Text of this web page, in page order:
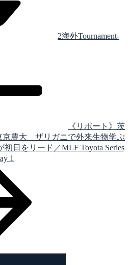
2海外Tournament-
《リポート》茨
京農大 ザリガニで外来生物学ぶ
日をリード／MLF Toyota Series
1